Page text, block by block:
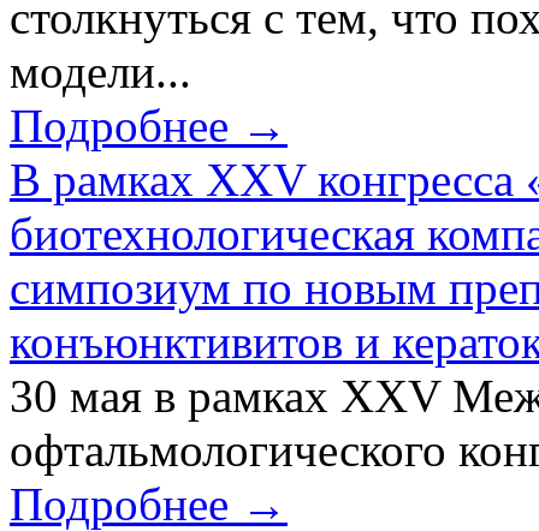
столкнуться с тем, что
модели...
Подробнее →
В рамках XXV конгресса
биотехнологическая
симпозиум по новым
конъюнктивитов и
30 мая в рамках XXV
офтальмологического
Подробнее →